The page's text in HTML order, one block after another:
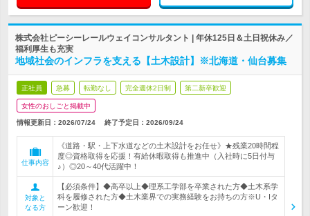
株式会社ピーシーレールウェイコンサルタント | 年休125日＆土日祝休み／
福利厚生も充実
地域社会のインフラを支える【土木設計】※北海道・仙台募集
正社員 急募 転勤なし 完全週休2日制 第二新卒歓迎
女性のおしごと掲載中
情報更新日：2026/07/24 終了予定日： 2026/09/24
仕事内容
《道路・駅・上下水道などの土木設計をお任せ》★残業20時間程
度◎資格取得を応援！有給休暇取得も推進中（入社時に5日付与
♪）◎20～40代活躍中！
対象と
なる方
【必須条件】◆高卒以上◆理系工学部を卒業された方◆土木系学
科を履修された方◆土木業界での実務経験をお持ちの方※U・Iタ
ーン歓迎！